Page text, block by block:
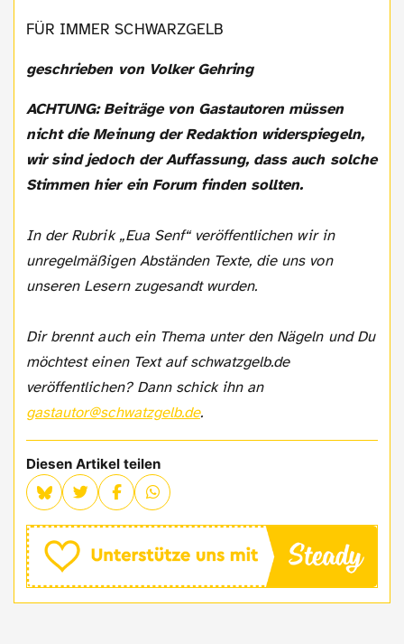
FÜR IMMER SCHWARZGELB
geschrieben von Volker Gehring
ACHTUNG: Beiträge von Gastautoren müssen
nicht die Meinung der Redaktion widerspiegeln,
wir sind jedoch der Auffassung, dass auch solche
Stimmen hier ein Forum finden sollten.
In der Rubrik „Eua Senf“ veröffentlichen wir in
unregelmäßigen Abständen Texte, die uns von
unseren Lesern zugesandt wurden.
Dir brennt auch ein Thema unter den Nägeln und Du
möchtest einen Text auf schwatzgelb.de
veröffentlichen? Dann schick ihn an
gastautor@schwatzgelb.de.
Diesen Artikel teilen